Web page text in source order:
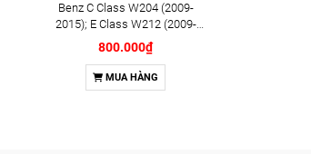
Benz C Class W204 (2009-
2015); E Class W212 (2009-
2016); SLK (2011-2015) chính
hãng Bosch (F026400134)
800.000₫
MUA HÀNG